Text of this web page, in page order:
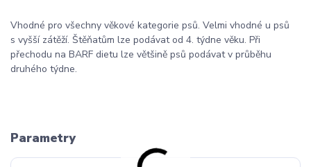
Vhodné pro všechny věkové kategorie psů. Velmi vhodné u psů
s vyšší zátěží. Štěňatům lze podávat od 4. týdne věku. Při
přechodu na BARF dietu lze většině psů podávat v průběhu
druhého týdne.
Parametry